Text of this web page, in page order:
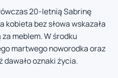
20-letnią Sabrinę
kobieta bez słowa wskazała
meblem. W środku
martwego noworodka oraz
oznaki życia.